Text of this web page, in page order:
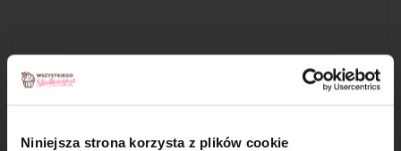
Niniejsza strona korzysta z plików cookie